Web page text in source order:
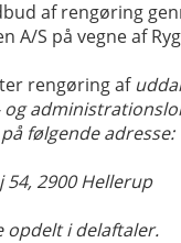
af rengøring
A/S på vegne af
rengøring af
følgende adresse:
2900 Hellerup
opdelt i delaftaler.